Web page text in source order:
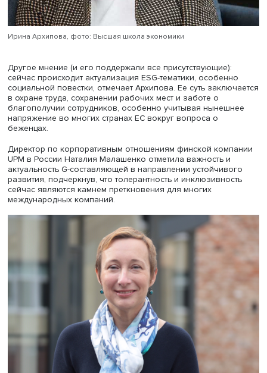
Ирина Архипова, фото: Высшая школа экономики
Другое мнение (и его поддержали все присутствующие):
сейчас происходит актуализация ESG-тематики,
социальной повестки, отмечает Архипова. Ее суть
в охране труда, сохранении рабочих мест и заботе о
благополучии сотрудников, особенно учитывая
напряжение во многих странах ЕС вокруг вопроса о
беженцах.
Директор по корпоративным отношениям финской
UPM в России Наталия Малашенко отметила важность и
актуальность G-составляющей в направлении
развития, подчеркнув, что толерантность и
сейчас являются камнем преткновения для многих
международных компаний.